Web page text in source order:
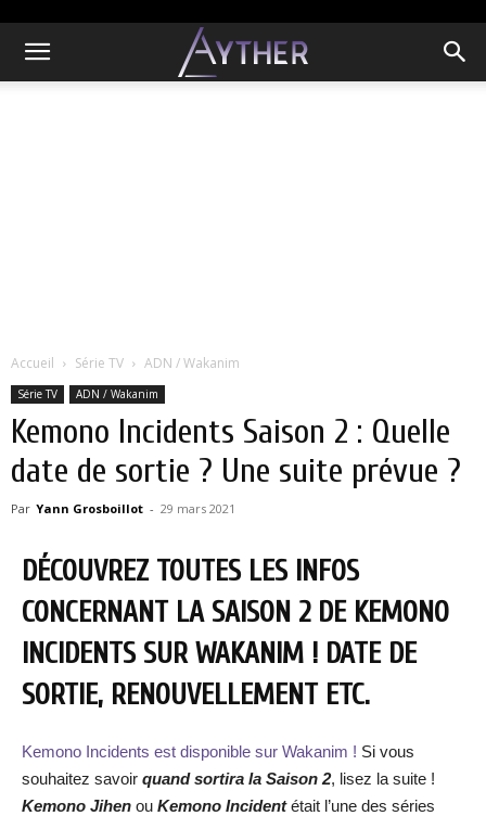
Accueil Série TV ADN / Wakanim
Série TV ADN / Wakanim
Kemono Incidents Saison 2 : Quelle
date de sortie ? Une suite prévue ?
Par Yann Grosboillot - 29 mars 2021
DÉCOUVREZ TOUTES LES INFOS
CONCERNANT LA SAISON 2 DE KEMONO
INCIDENTS SUR WAKANIM ! DATE DE
SORTIE, RENOUVELLEMENT ETC.
Kemono Incidents est disponible sur Wakanim ! Si vous
souhaitez savoir quand sortira la Saison 2, lisez la suite !
Kemono Jihen ou Kemono Incidentétait l’une des séries